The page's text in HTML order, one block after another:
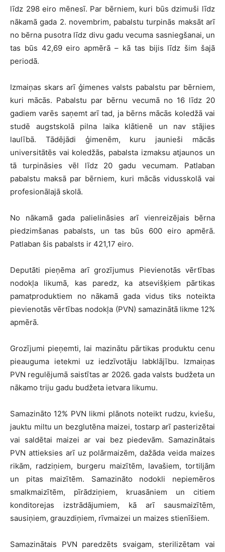
līdz 298 eiro mēnesī. Par bērniem, kuri būs dzimuši līdz
nākamā gada 2. novembrim, pabalstu turpinās maksāt arī
no bērna pusotra līdz divu gadu vecuma sasniegšanai, un
tas būs 42,69 eiro apmērā – kā tas bijis līdz šim šajā
periodā.
Izmaiņas skars arī ģimenes valsts pabalstu par bērniem,
kuri mācās. Pabalstu par bērnu vecumā no 16 līdz 20
gadiem varēs saņemt arī tad, ja bērns mācās koledžā vai
studē augstskolā pilna laika klātienē un nav stājies
laulībā. Tādējādi ģimenēm, kuru jaunieši mācās
universitātēs vai koledžās, pabalsta izmaksu atjaunos un
tā turpināsies vēl līdz 20 gadu vecumam. Patlaban
pabalstu maksā par bērniem, kuri mācās vidusskolā vai
profesionālajā skolā.
No nākamā gada palielināsies arī vienreizējais bērna
piedzimšanas pabalsts, un tas būs 600 eiro apmērā.
Patlaban šis pabalsts ir 421,17 eiro.
Deputāti pieņēma arī grozījumus Pievienotās vērtības
nodokļa likumā, kas paredz, ka atsevišķiem pārtikas
pamatproduktiem no nākamā gada vidus tiks noteikta
pievienotās vērtības nodokļa (PVN) samazinātā likme 12%
apmērā.
Grozījumi pieņemti, lai mazinātu pārtikas produktu cenu
pieauguma ietekmi uz iedzīvotāju labklājību. Izmaiņas
PVN regulējumā saistītas ar 2026. gada valsts budžeta un
nākamo triju gadu budžeta ietvara likumu.
Samazināto 12% PVN likmi plānots noteikt rudzu, kviešu,
jauktu miltu un bezglutēna maizei, tostarp arī pasterizētai
vai saldētai maizei ar vai bez piedevām. Samazinātais
PVN attieksies arī uz polārmaizēm, dažāda veida maizes
rikām, radziņiem, burgeru maizītēm, lavašiem, tortiljām
un pitas maizītēm. Samazināto nodokli nepiemēros
smalkmaizītēm, pīrādziņiem, kruasāniem un citiem
konditorejas izstrādājumiem, kā arī sausmaizītēm,
sausiņiem, grauzdiņiem, rīvmaizei un maizes stienīšiem.
Samazinātais PVN paredzēts svaigam, sterilizētam vai